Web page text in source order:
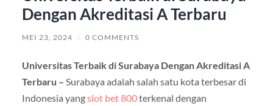
Dengan Akreditasi A Terbaru
MEI 23, 2024 / 0 COMMENTS
Universitas Terbaik di Surabaya Dengan Akreditasi A
Terbaru – Surabaya adalah salah satu kota terbesar di
Indonesia yangslot bet 800terkenal dengan